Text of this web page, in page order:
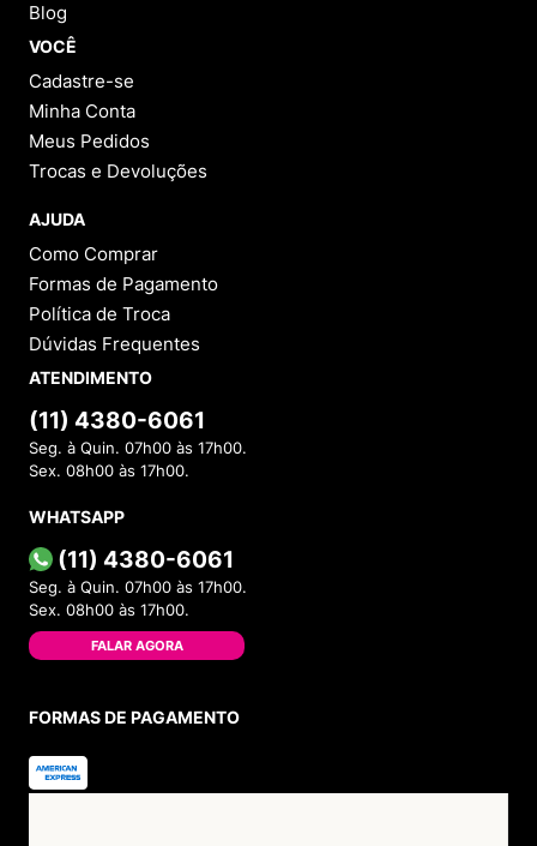
Blog
VOCÊ
Cadastre-se
Minha Conta
Meus Pedidos
Trocas e Devoluções
AJUDA
Como Comprar
Formas de Pagamento
Política de Troca
Dúvidas Frequentes
ATENDIMENTO
(11) 4380-6061
Seg. à Quin. 07h00 às 17h00.
Sex. 08h00 às 17h00.
WHATSAPP
(11) 4380-6061
Seg. à Quin. 07h00 às 17h00.
Sex. 08h00 às 17h00.
FALAR AGORA
FORMAS DE PAGAMENTO